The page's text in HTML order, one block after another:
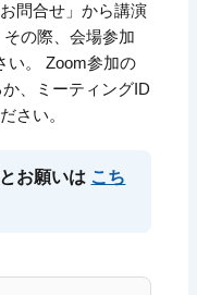
問合せ」から講演
の際、会場参加
い。 Zoom参加の
、ミーティングID
さい。
お願いは こち